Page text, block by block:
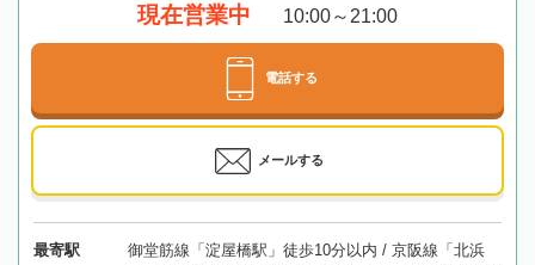
現在営業中 10:00～21:00
電話する
メールする
最寄駅
御堂筋線「淀屋橋駅」徒歩10分以内 / 京阪線「北浜